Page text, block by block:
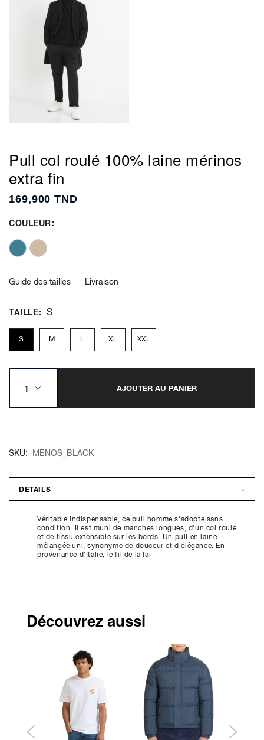
Pull col roulé 100% laine mérinos
extra fin
169,900 TND
COULEUR
Guide des tailles Livraison
TAILLE S
S M L XL XXL
AJOUTER AU PANIER
SKU MENOS_BLACK
DETAILS
Véritable indispensable, ce pull homme s'adopte sans
condition. Il est muni de manches longues, d'un col roulé
et de tissu extensible sur les bords. Un pull en laine
mélangée uni, synonyme de douceur et d'élégance. En
provenance d'Italie, le fil de la lai
Découvrez aussi